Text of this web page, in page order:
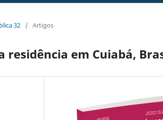
32 / Artigos
em Cuiabá,